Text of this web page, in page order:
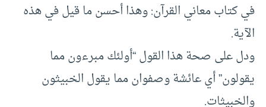
في كتاب معاني القرآن: وهذا أحسن ما قيل في هذه
الآية.
ودل على صحة هذا القول “أولئك مبرءون مما
يقولون” أي عائشة وصفوان مما يقول الخبيثون
والخبيثات.